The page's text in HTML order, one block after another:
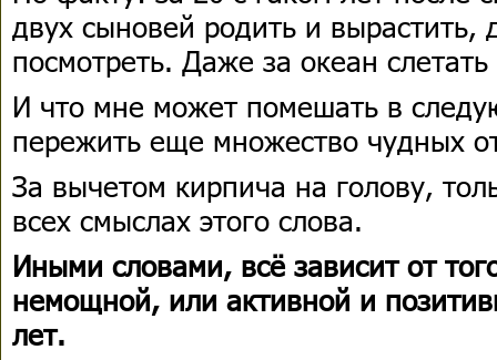
двух сыновей родить и вырастить,
посмотреть. Даже за океан
И что мне может помешать в
пережить еще множество чудных
За вычетом кирпича на голову,
всех смыслах этого слова.
Иными словами, всё зависит от
немощной, или активной и
лет.